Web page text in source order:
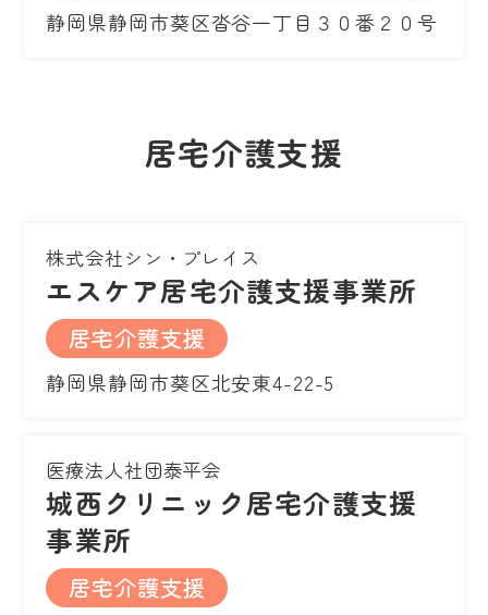
静岡県静岡市葵区沓谷一丁目３０番２０号
居宅介護支援
株式会社シン・プレイス
エスケア居宅介護支援事業所
居宅介護支援
静岡県静岡市葵区北安東4-22-5
医療法人社団泰平会
城西クリニック居宅介護支援
事業所
居宅介護支援